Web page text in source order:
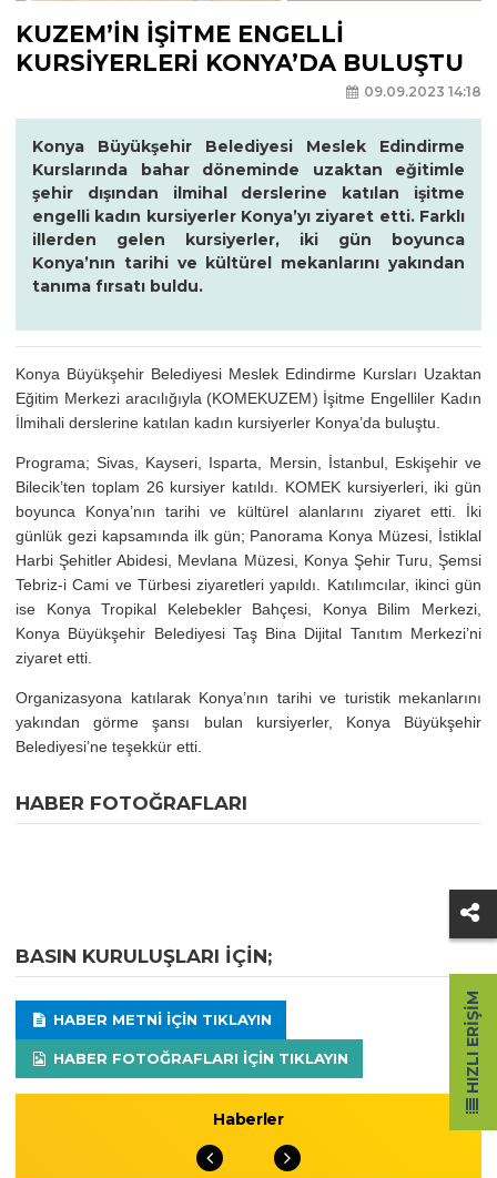
KUZEM’İN İŞİTME ENGELLİ
KURSİYERLERİ KONYA’DA BULUŞTU
09.09.2023 14:18
Konya Büyükşehir Belediyesi Meslek Edindirme
Kurslarında bahar döneminde uzaktan eğitimle
şehir dışından ilmihal derslerine katılan işitme
engelli kadın kursiyerler Konya’yı ziyaret etti. Farklı
illerden gelen kursiyerler, iki gün boyunca
Konya’nın tarihi ve kültürel mekanlarını yakından
tanıma fırsatı buldu.
Konya Büyükşehir Belediyesi Meslek Edindirme Kursları Uzaktan
Eğitim Merkezi aracılığıyla (KOMEKUZEM) İşitme Engelliler Kadın
İlmihali derslerine katılan kadın kursiyerler Konya’da buluştu.
Programa; Sivas, Kayseri, Isparta, Mersin, İstanbul, Eskişehir ve
Bilecik’ten toplam 26 kursiyer katıldı. KOMEK kursiyerleri, iki gün
boyunca Konya’nın tarihi ve kültürel alanlarını ziyaret etti. İki
günlük gezi kapsamında ilk gün; Panorama Konya Müzesi, İstiklal
Harbi Şehitler Abidesi, Mevlana Müzesi, Konya Şehir Turu, Şemsi
Tebriz-i Cami ve Türbesi ziyaretleri yapıldı. Katılımcılar, ikinci gün
ise Konya Tropikal Kelebekler Bahçesi, Konya Bilim Merkezi,
Konya Büyükşehir Belediyesi Taş Bina Dijital Tanıtım Merkezi’ni
ziyaret etti.
Organizasyona katılarak Konya’nın tarihi ve turistik mekanlarını
yakından görme şansı bulan kursiyerler, Konya Büyükşehir
Belediyesi’ne teşekkür etti.
HABER FOTOĞRAFLARI
BASIN KURULUŞLARI IÇIN;
HABER METNI IÇIN TIKLAYIN
HABER FOTOĞRAFLARI IÇIN TIKLAYIN
Haberler
HIZLI ERIŞIM